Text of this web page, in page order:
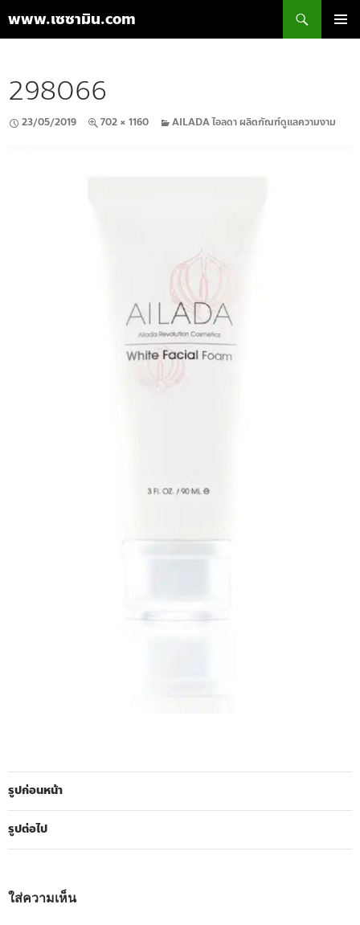
www.เซซามิน.com
เนื้อหา
298066
23/05/2019 702 × 1160 AILADA ไอลดา ผลิตภัณฑ์ดูแลความงาม
รูปก่อนหน้า
รูปต่อไป
ใส่ความเห็น